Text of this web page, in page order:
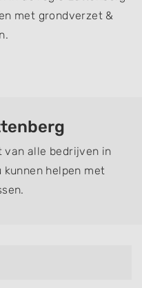
met grondverzet &
van alle bedrijven in
helpen met